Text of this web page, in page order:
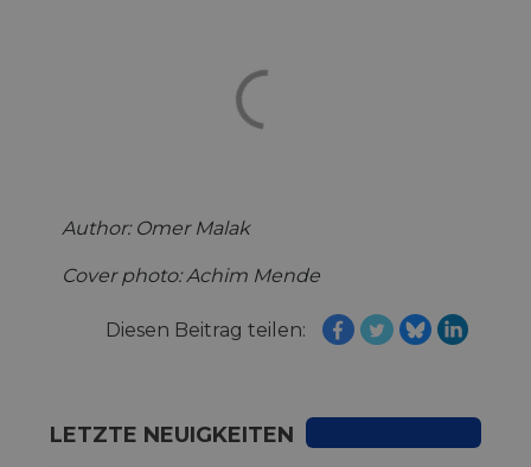
Author: Omer Malak
Cover photo: Achim Mende
Diesen Beitrag teilen:
LETZTE NEUIGKEITEN